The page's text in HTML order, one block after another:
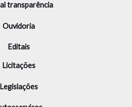
transparência
Ouvidoria
Editais
Licitações
Legislações